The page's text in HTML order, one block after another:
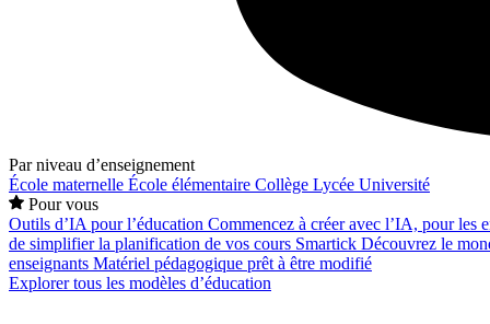
Par niveau d’enseignement
École maternelle École élémentaire Collège Lycée Université
Pour vous
Outils d’IA pour l’éducation Commencez à créer avec l’IA, pour les
de simplifier la planification de vos cours Smartick Découvrez le
enseignants Matériel pédagogique prêt à être modifié
Explorer tous les modèles d’éducation